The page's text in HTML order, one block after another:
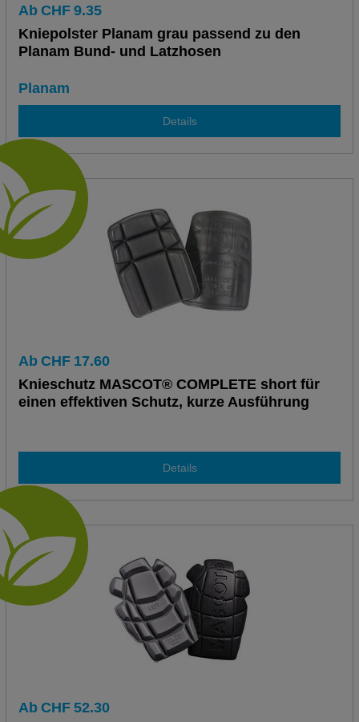
Ab CHF 9.35
Kniepolster Planam grau passend zu den
Planam Bund- und Latzhosen
Planam
Details
Ab CHF 17.60
Knieschutz MASCOT® COMPLETE short für
einen effektiven Schutz, kurze Ausführung
Details
Ab CHF 52.30